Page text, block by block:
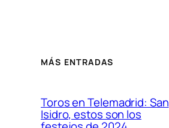
MÁS ENTRADAS
Toros en Telemadrid: San
Isidro, estos son los